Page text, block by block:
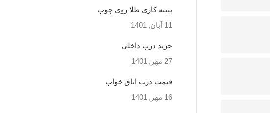
پتینه کاری طلا روی چوب
11 آبان, 1401
خرید درب داخلی
27 مهر, 1401
قیمت درب اتاق خواب
16 مهر, 1401